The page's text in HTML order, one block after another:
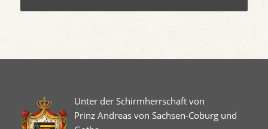
Unter der Schirmherrschaft von
Prinz Andreas von Sachsen-Coburg und